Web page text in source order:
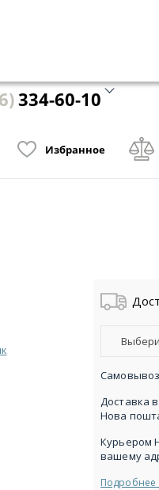
334-60-10
Избранное
Доставка
Нова
Курьером
вашему
Подробнее